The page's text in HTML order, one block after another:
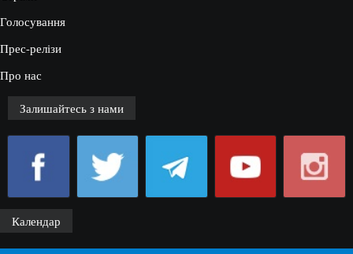
Голосування
Прес-релізи
Про нас
Залишайтесь з нами
Календар